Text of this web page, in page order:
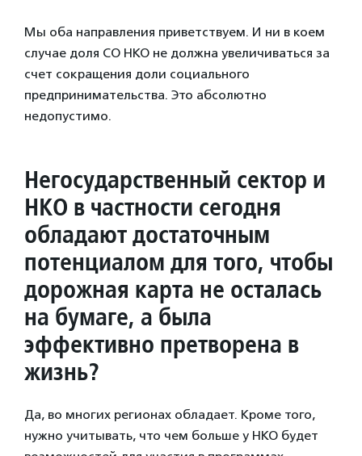
Мы оба направления приветствуем. И ни в коем
случае доля СО НКО не должна увеличиваться за
счет сокращения доли социального
предпринимательства. Это абсолютно
недопустимо.
Негосударственный сектор и
НКО в частности сегодня
обладают достаточным
потенциалом для того, чтобы
дорожная карта не осталась
на бумаге, а была
эффективно претворена в
жизнь?
Да, во многих регионах обладает. Кроме того,
нужно учитывать, что чем больше у НКО будет